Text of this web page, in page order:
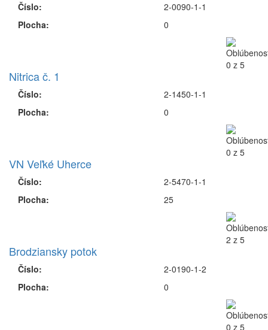
Číslo:
Plocha:
2-0090-1-1
0
Nitrica č. 1
Číslo:
Plocha:
2-1450-1-1
0
VN Veľké Uherce
Číslo:
Plocha:
2-5470-1-1
25
Brodziansky potok
Číslo:
Plocha:
2-0190-1-2
0